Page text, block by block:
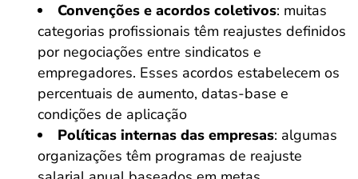
Convenções e acordos coletivos: muitas
categorias profissionais têm reajustes definidos
por negociações entre sindicatos e
empregadores. Esses acordos estabelecem os
percentuais de aumento, datas-base e
condições de aplicação
Políticas internas das empresas: algumas
organizações têm programas de reajuste